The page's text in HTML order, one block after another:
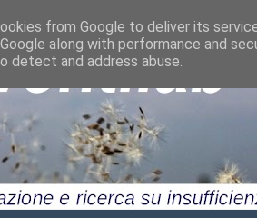
from Google to deliver its
along with performance and
detect and address abuse.